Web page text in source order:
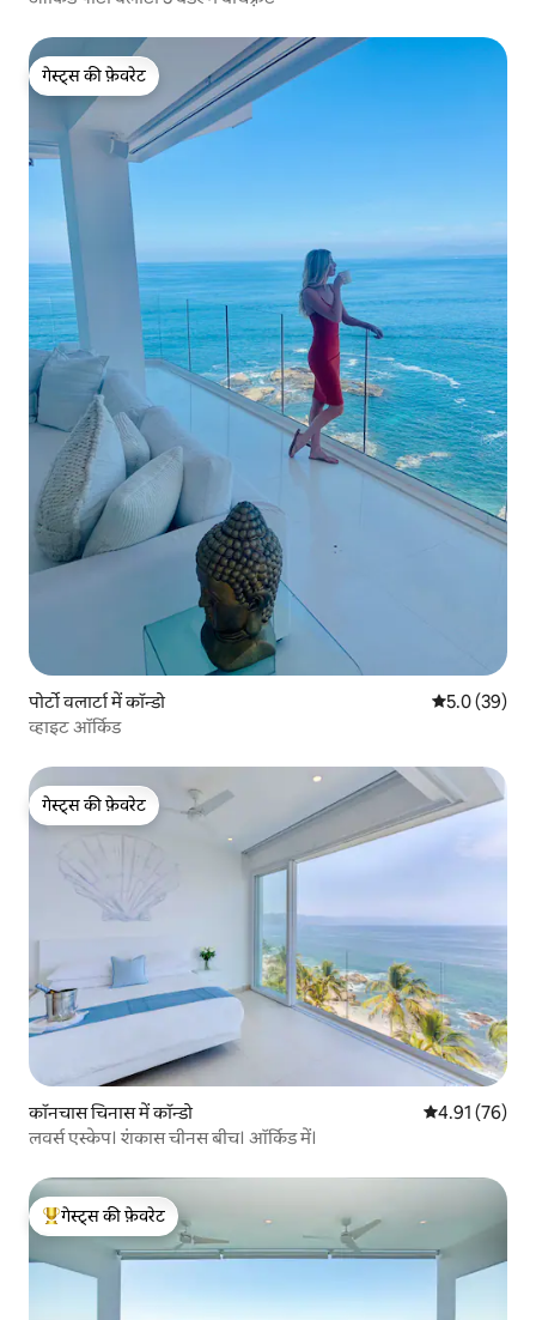
गेस्ट्स की फ़ेवरेट
गेस्ट्स की फ़ेवरेट
पोर्टो वलार्टा में कॉन्डो औसत रेटिंग 5
5.0 (39)
व्हाइट ऑर्किड
गेस्ट्स की फ़ेवरेट
गेस्ट्स की फ़ेवरेट
कॉनचास चिनास में कॉन्डो औसत रेटिंग 5 में
4.91 (76)
लवर्स एस्केप। शंकास चीनस बीच। ऑर्किड में।
गेस्ट्स का टॉप फ़ेवरेट
गेस्ट्स की फ़ेवरेट